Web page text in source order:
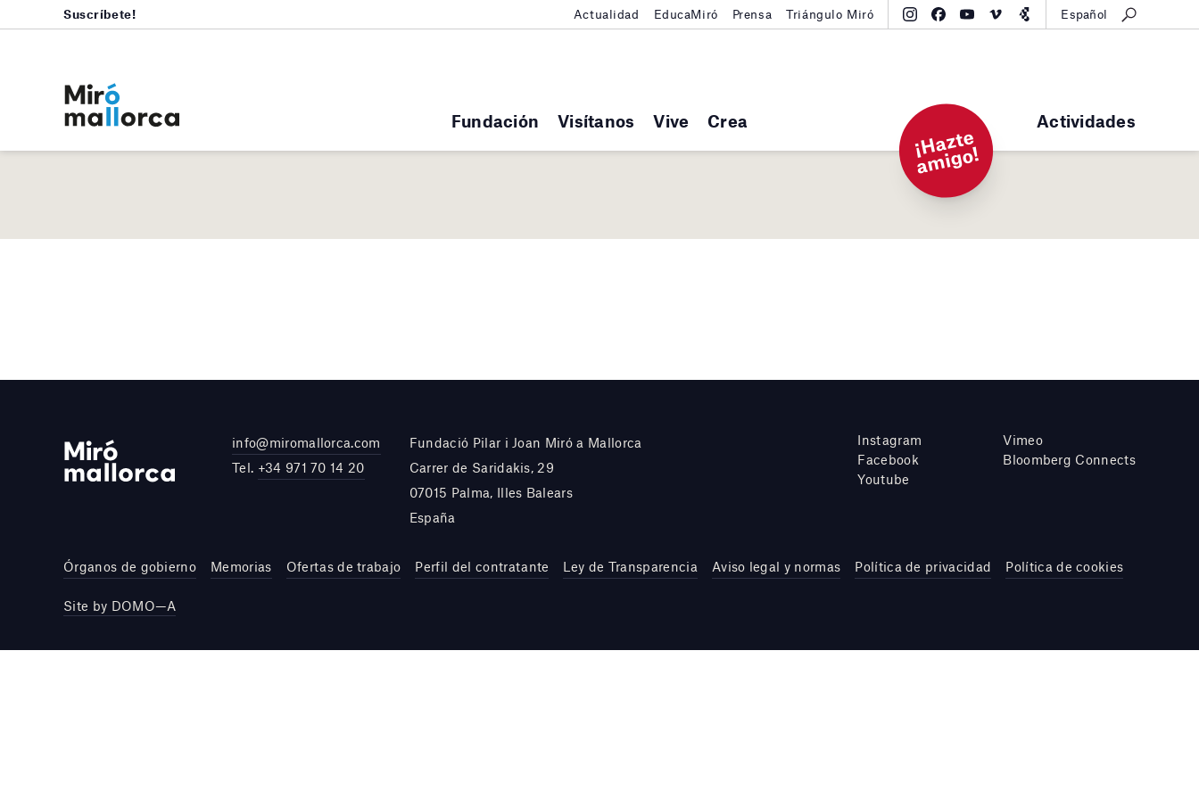
Fundación Visítanos Vive Crea Actividades
Suscríbete! Actualidad EducaMiró Prensa Triángulo Miró Español
¡
H
a
zt
e
a
mi
g
o!
info@miromallorca.com
Tel. +34 971 70 14 20
Fundació Pilar i Joan Miró a Mallorca
Carrer de Saridakis, 29
07015 Palma, Illes Balears
España
Instagram
Facebook
Youtube
Vimeo
Bloomberg Connects
Órganos de gobierno Memorias Ofertas de trabajo Perfil del contratante Ley de Transparencia Aviso legal y normas Política de privacidad Política de cookies
Site by DOMO—A